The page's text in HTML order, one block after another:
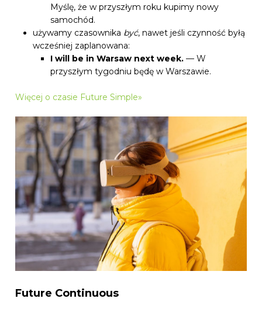
Myślę, że w przyszłym roku kupimy nowy
samochód.
używamy czasownika być, nawet jeśli czynność byłą
wcześniej zaplanowana:
I will be in Warsaw next week. — W
przyszłym tygodniu będę w Warszawie.
Więcej o czasie Future Simple»
Future Continuous